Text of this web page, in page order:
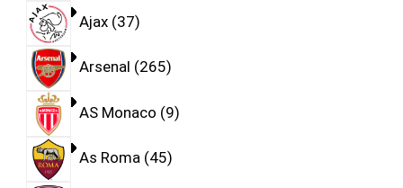
Ajax 37
Arsenal 265
AS Monaco 9
As Roma 45